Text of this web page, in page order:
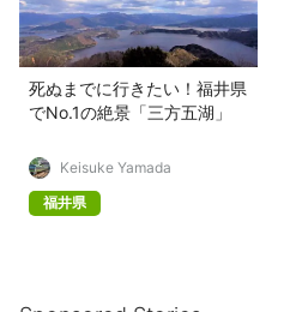
死ぬまでに行きたい！福井県
でNo.1の絶景「三方五湖」
Keisuke Yamada
福井県